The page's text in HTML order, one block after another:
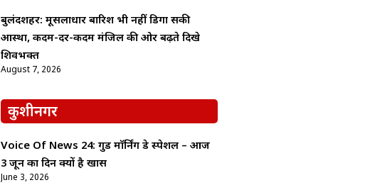
बुलंदशहर: मूसलाधार बारिश भी नहीं डिगा सकी
आस्था, कदम-दर-कदम मंजिल की ओर बढ़ते दिखे
शिवभक्त
August 7, 2026
कुशीनगर
Voice Of News 24: गुड माॅर्निंग डे स्पेशल – आज
3 जून का दिन क्यों है खास
June 3, 2026